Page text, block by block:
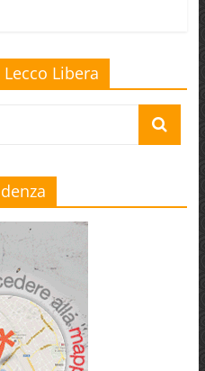
Libera